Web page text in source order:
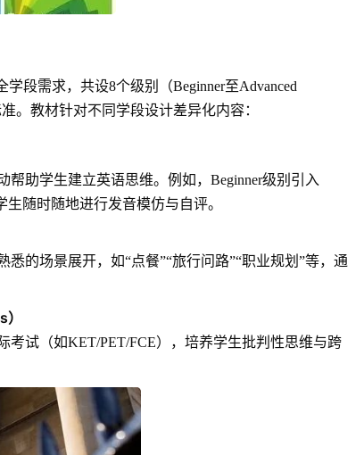
段需求，共设8个级别（Beginner至Advanced
。教材针对不同学段设计差异化内容：
助学生建立英语思维。例如，Beginner级别引入
生随时随地进行发音模仿与自评。
的场景展开，如“点餐”“旅行问路”“职业规划”等，通
考试（如KET/PET/FCE），培养学生批判性思维与跨